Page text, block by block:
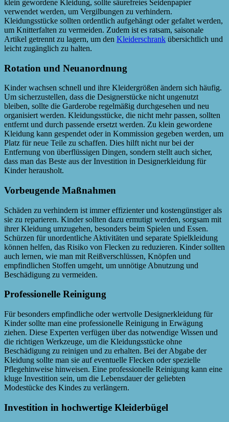
klein gewordene Kleidung, sollte säurefreies Seidenpapier
verwendet werden, um Vergilbungen zu verhindern.
Kleidungsstücke sollten ordentlich aufgehängt oder gefaltet werden,
um Knitterfalten zu vermeiden. Zudem ist es ratsam, saisonale
Artikel getrennt zu lagern, um den Kleiderschrank übersichtlich und
leicht zugänglich zu halten.
Rotation und Neuanordnung
Kinder wachsen schnell und ihre Kleidergrößen ändern sich häufig.
Um sicherzustellen, dass die Designerstücke nicht ungenutzt
bleiben, sollte die Garderobe regelmäßig durchgesehen und neu
organisiert werden. Kleidungsstücke, die nicht mehr passen, sollten
entfernt und durch passende ersetzt werden. Zu klein gewordene
Kleidung kann gespendet oder in Kommission gegeben werden, um
Platz für neue Teile zu schaffen. Dies hilft nicht nur bei der
Entfernung von überflüssigen Dingen, sondern stellt auch sicher,
dass man das Beste aus der Investition in Designerkleidung für
Kinder herausholt.
Vorbeugende Maßnahmen
Schäden zu verhindern ist immer effizienter und kostengünstiger als
sie zu reparieren. Kinder sollten dazu ermutigt werden, sorgsam mit
ihrer Kleidung umzugehen, besonders beim Spielen und Essen.
Schürzen für unordentliche Aktivitäten und separate Spielkleidung
können helfen, das Risiko von Flecken zu reduzieren. Kinder sollten
auch lernen, wie man mit Reißverschlüssen, Knöpfen und
empfindlichen Stoffen umgeht, um unnötige Abnutzung und
Beschädigung zu vermeiden.
Professionelle Reinigung
Für besonders empfindliche oder wertvolle Designerkleidung für
Kinder sollte man eine professionelle Reinigung in Erwägung
ziehen. Diese Experten verfügen über das notwendige Wissen und
die richtigen Werkzeuge, um die Kleidungsstücke ohne
Beschädigung zu reinigen und zu erhalten. Bei der Abgabe der
Kleidung sollte man sie auf eventuelle Flecken oder spezielle
Pflegehinweise hinweisen. Eine professionelle Reinigung kann eine
kluge Investition sein, um die Lebensdauer der geliebten
Modestücke des Kindes zu verlängern.
Investition in hochwertige Kleiderbügel